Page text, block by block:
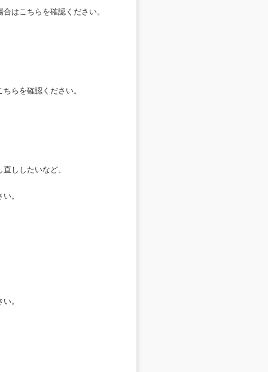
はこちらを確認ください。
らを確認ください。
ししたいなど、
。
。